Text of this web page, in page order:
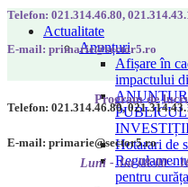
Actualitate
Anunțuri
Afișare în
impactului
Hotarari de
pentru
Telefon: 021.314.46.80,
E-mail: primarie@sector5.ro
Program de
Luni - Joi 08:00 -
Telefon: 021.314.46.80,
E-mail: primarie@sector5.ro